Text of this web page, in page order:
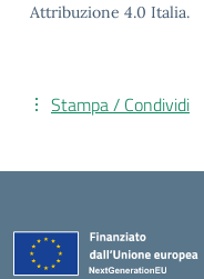
Attribuzione 4.0 Italia.
Stampa / Condividi